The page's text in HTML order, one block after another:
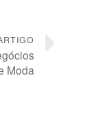
Moda